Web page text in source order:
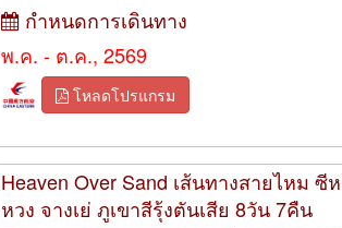
กำหนดการเดินทาง
พ.ค. - ต.ค., 2569
โหลดโปรแกรม
Heaven Over Sand เส้นทางสายไหม
หวง จางเย่ ภูเขาสีรุ้งตันเสีย 8วัน 7คืน